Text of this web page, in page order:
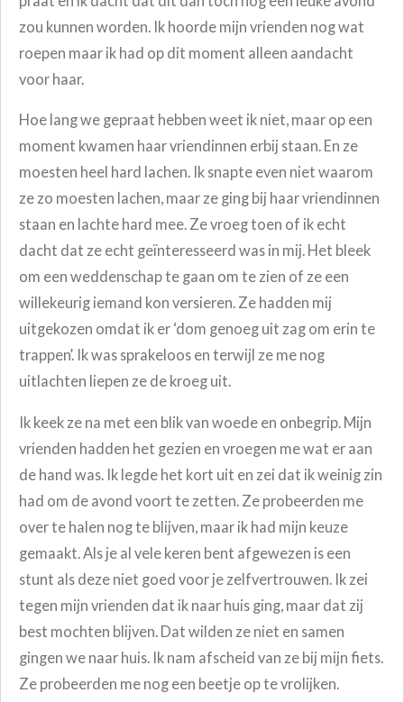
zou kunnen worden. Ik hoorde mijn vrienden nog wat
roepen maar ik had op dit moment alleen aandacht
voor haar.
Hoe lang we gepraat hebben weet ik niet, maar op een
moment kwamen haar vriendinnen erbij staan. En ze
moesten heel hard lachen. Ik snapte even niet waarom
ze zo moesten lachen, maar ze ging bij haar vriendinnen
staan en lachte hard mee. Ze vroeg toen of ik echt
dacht dat ze echt geïnteresseerd was in mij. Het bleek
om een weddenschap te gaan om te zien of ze een
willekeurig iemand kon versieren. Ze hadden mij
uitgekozen omdat ik er ‘dom genoeg uit zag om erin te
trappen’. Ik was sprakeloos en terwijl ze me nog
uitlachten liepen ze de kroeg uit.
Ik keek ze na met een blik van woede en onbegrip. Mijn
vrienden hadden het gezien en vroegen me wat er aan
de hand was. Ik legde het kort uit en zei dat ik weinig zin
had om de avond voort te zetten. Ze probeerden me
over te halen nog te blijven, maar ik had mijn keuze
gemaakt. Als je al vele keren bent afgewezen is een
stunt als deze niet goed voor je zelfvertrouwen. Ik zei
tegen mijn vrienden dat ik naar huis ging, maar dat zij
best mochten blijven. Dat wilden ze niet en samen
gingen we naar huis. Ik nam afscheid van ze bij mijn fiets.
Ze probeerden me nog een beetje op te vrolijken.